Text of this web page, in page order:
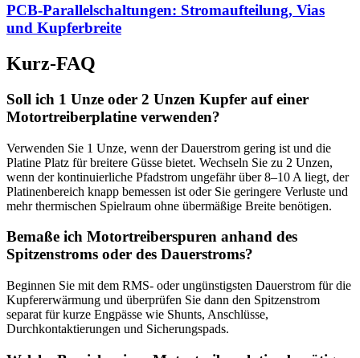
PCB-Parallelschaltungen: Stromaufteilung, Vias
und Kupferbreite
Kurz-FAQ
Soll ich 1 Unze oder 2 Unzen Kupfer auf einer
Motortreiberplatine verwenden?
Verwenden Sie 1 Unze, wenn der Dauerstrom gering ist und die
Platine Platz für breitere Güsse bietet. Wechseln Sie zu 2 Unzen,
wenn der kontinuierliche Pfadstrom ungefähr über 8–10 A liegt, der
Platinenbereich knapp bemessen ist oder Sie geringere Verluste und
mehr thermischen Spielraum ohne übermäßige Breite benötigen.
Bemaße ich Motortreiberspuren anhand des
Spitzenstroms oder des Dauerstroms?
Beginnen Sie mit dem RMS- oder ungünstigsten Dauerstrom für die
Kupfererwärmung und überprüfen Sie dann den Spitzenstrom
separat für kurze Engpässe wie Shunts, Anschlüsse,
Durchkontaktierungen und Sicherungspads.